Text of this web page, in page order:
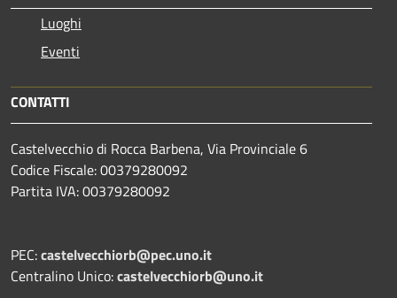
Luoghi
Eventi
CONTATTI
Castelvecchio di Rocca Barbena, Via Provinciale 6
Codice Fiscale: 00379280092
Partita IVA: 00379280092
PEC:castelvecchiorb@pec.uno.it
Centralino Unico:castelvecchiorb@uno.it